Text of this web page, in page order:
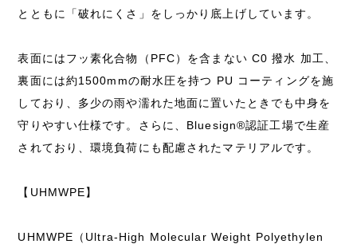
とともに「破れにくさ」をしっかり底上げしています。
表面にはフッ素化合物（PFC）を含まない C0 撥水 加工、
裏面には約1500mmの耐水圧を持つ PU コーティングを施
しており、多少の雨や濡れた地面に置いたときでも中身を
守りやすい仕様です。さらに、Bluesign®認証工場で生産
されており、環境負荷にも配慮されたマテリアルです。
【UHMWPE】
UHMWPE（Ultra-High Molecular Weight Polyethylen